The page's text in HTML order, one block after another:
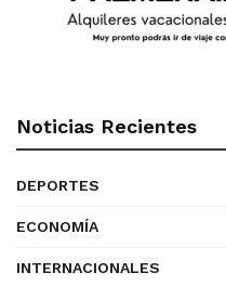
Noticias Recientes
DEPORTES
ECONOMÍA
INTERNACIONALES